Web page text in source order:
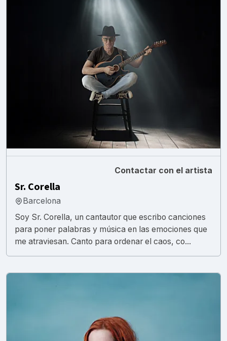
Contactar con el artista
Sr. Corella
Barcelona
Soy Sr. Corella, un cantautor que escribo canciones
para poner palabras y música en las emociones que
me atraviesan. Canto para ordenar el caos, co...